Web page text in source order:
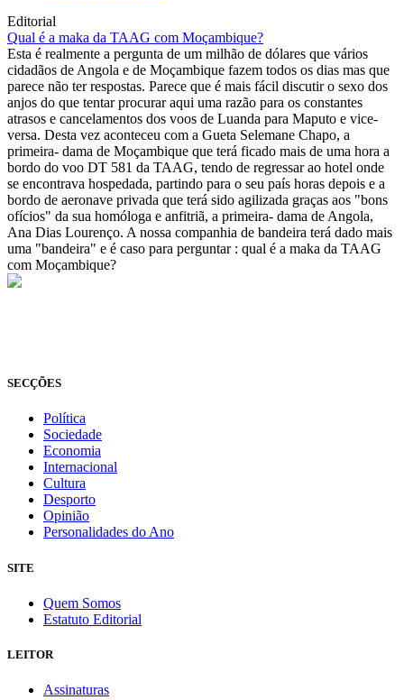
Editorial
Qual é a maka da TAAG com Moçambique?
Esta é realmente a pergunta de um milhão de dólares que vários
cidadãos de Angola e de Moçambique fazem todos os dias mas que
parece não ter respostas. Parece que é mais fácil discutir o sexo dos
anjos do que tentar procurar aqui uma razão para os constantes
atrasos e cancelamentos dos voos de Luanda para Maputo e vice-
versa. Desta vez aconteceu com a Gueta Selemane Chapo, a
primeira- dama de Moçambique que terá ficado mais de uma hora a
bordo do voo DT 581 da TAAG, tendo de regressar ao hotel onde
se encontrava hospedada, partindo para o seu país horas depois e a
bordo de aeronave privada que terá sido agilizada graças aos "bons
ofícios" da sua homóloga e anfitriã, a primeira- dama de Angola,
Ana Dias Lourenço. A nossa companhia de bandeira terá dado mais
uma "bandeira" e é caso para perguntar : qual é a maka da TAAG
com Moçambique?
SECÇÕES
Política
Sociedade
Economia
Internacional
Cultura
Desporto
Opinião
Personalidades do Ano
SITE
Quem Somos
Estatuto Editorial
LEITOR
Assinaturas